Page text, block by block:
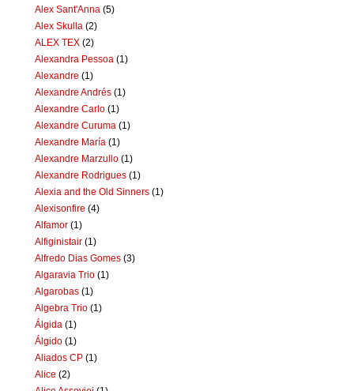
Alex Sant'Anna (5)
Alex Skulla (2)
ALEX TEX (2)
Alexandra Pessoa (1)
Alexandre (1)
Alexandre Andrés (1)
Alexandre Carlo (1)
Alexandre Curuma (1)
Alexandre María (1)
Alexandre Marzullo (1)
Alexandre Rodrigues (1)
Alexia and the Old Sinners (1)
Alexisonfire (4)
Alfamor (1)
Alfiginistair (1)
Alfredo Dias Gomes (3)
Algaravia Trio (1)
Algarobas (1)
Algebra Trio (1)
Álgida (1)
Álgido (1)
Aliados CP (1)
Alice (2)